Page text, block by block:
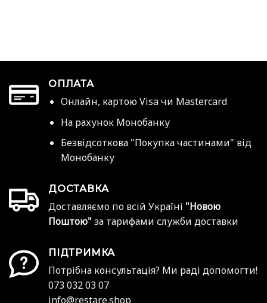
ОПЛАТА
Онлайн, картою Visa чи Mastercard
На рахунок Монобанку
Безвідсоткова "Покупка частинами" від
Монобанку
ДОСТАВКА
Доставляємо по всій Україні "Новою
Поштою" за тарифами служби доставки
ПІДТРИМКА
Потрібна консультація? Ми раді допомогти!
073 032 03 07
info@restare.shop